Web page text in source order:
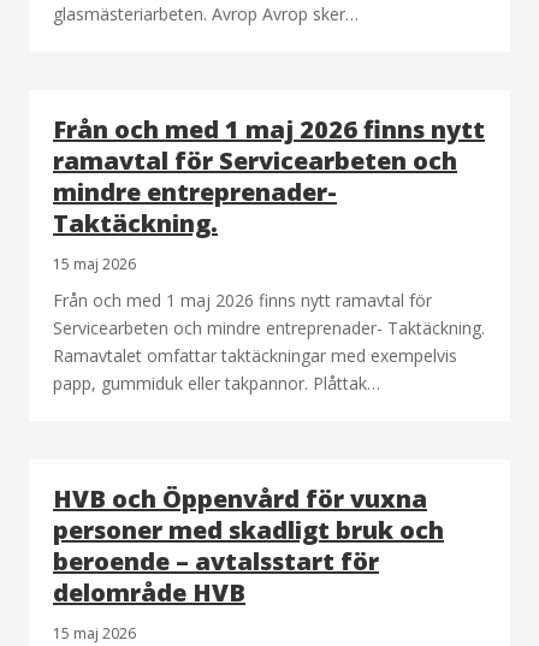
glasmästeriarbeten. Avrop Avrop sker…
Från och med 1 maj 2026 finns nytt
ramavtal för Servicearbeten och
mindre entreprenader-
Taktäckning.
15 maj 2026
Från och med 1 maj 2026 finns nytt ramavtal för
Servicearbeten och mindre entreprenader- Taktäckning.
Ramavtalet omfattar taktäckningar med exempelvis
papp, gummiduk eller takpannor. Plåttak…
HVB och Öppenvård för vuxna
personer med skadligt bruk och
beroende – avtalsstart för
delområde HVB
15 maj 2026